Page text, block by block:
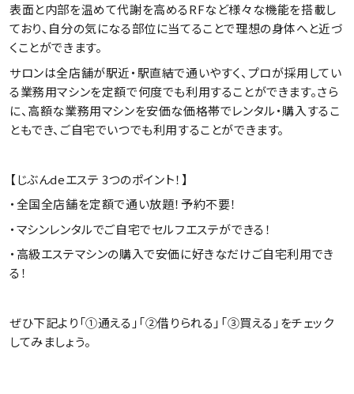
表面と内部を温めて代謝を高めるRFなど様々な機能を搭載し
ており、自分の気になる部位に当てることで理想の身体へと近づ
くことができます。
サロンは全店舗が駅近・駅直結で通いやすく、プロが採用してい
る業務用マシンを定額で何度でも利用することができます。さら
に、高額な業務用マシンを安価な価格帯でレンタル・購入するこ
ともでき、ご自宅でいつでも利用することができます。
【じぶんdeエステ 3つのポイント！】
・全国全店舗を定額で通い放題！予約不要！
・マシンレンタルでご自宅でセルフエステができる！
・高級エステマシンの購入で安価に好きなだけご自宅利用でき
る！
ぜひ下記より「①通える」「②借りられる」「③買える」をチェック
してみましょう。